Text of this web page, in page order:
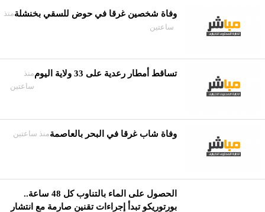
وفاة شخصين غرقا في حوض للسقي بخنشلةمنذ
ساعتين
تساقط أمطار رعدية على 33 ولاية اليوم
منذ
ساعتين
وفاة شاب غرقا في البحر بالعاصمةمنذ ساعتين
الحصول على الماء بالتناوب كل 48 ساعة..
بورتوريكو تبدأ إجراءات تقنين صارمة مع انتشار